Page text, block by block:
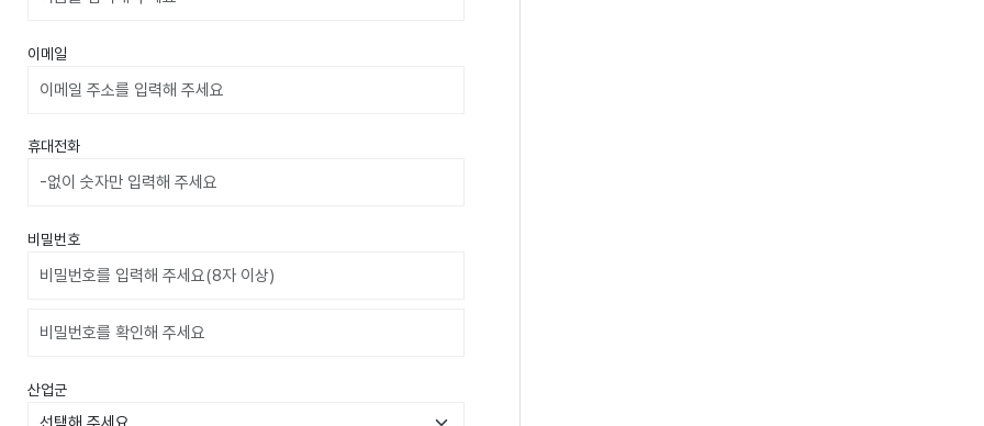
이메일
휴대전화
비밀번호
비밀번호확인
산업군